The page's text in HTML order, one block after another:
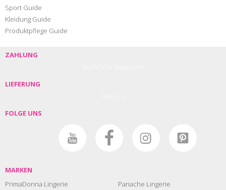
Sport Guide
Kleidung Guide
Produktpflege Guide
ZAHLUNG
LIEFERUNG
FOLGE UNS
MARKEN
PrimaDonna Lingerie
Panache Lingerie